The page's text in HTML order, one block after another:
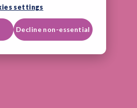
settings
Decline non-essential